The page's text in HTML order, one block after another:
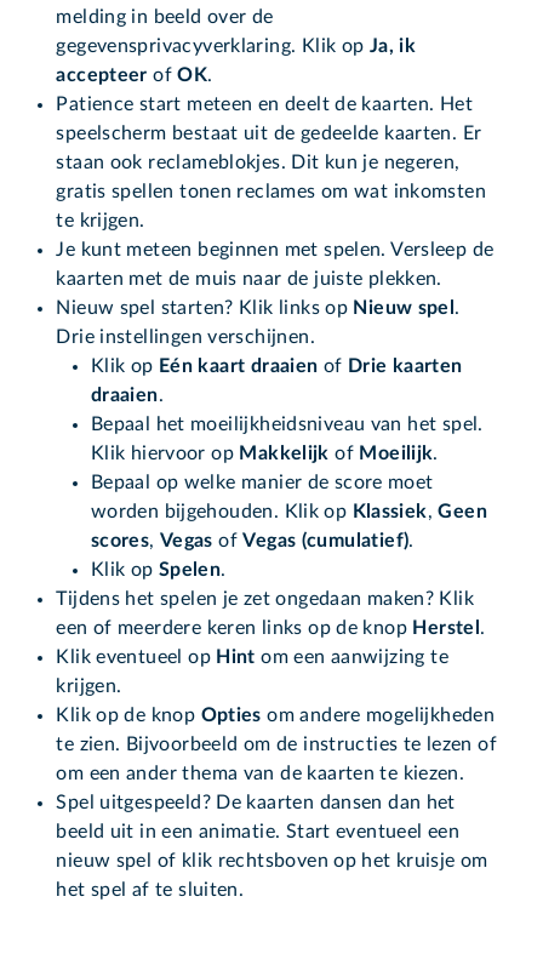
melding in beeld over de
gegevensprivacyverklaring. Klik op Ja, ik
accepteer ofOK.
Patience start meteen en deelt de kaarten. Het
speelscherm bestaat uit de gedeelde kaarten. Er
staan ook reclameblokjes. Dit kun je negeren,
gratis spellen tonen reclames om wat inkomsten
te krijgen.
Je kunt meteen beginnen met spelen. Versleep de
kaarten met de muis naar de juiste plekken.
Nieuw spel starten? Klik links op Nieuw spel .
Drie instellingen verschijnen.
Klik op Eén kaart draaien of Drie kaarten
draaien.
Bepaal het moeilijkheidsniveau van het spel.
Klik hiervoor op Makkelijk of Moeilijk.
Bepaal op welke manier de score moet
worden bijgehouden. Klik op Klassiek,Geen
scores, VegasofVegas (cumulatief).
Klik op Spelen.
Tijdens het spelen je zet ongedaan maken? Klik
een of meerdere keren links op de knop Herstel .
Klik eventueel op Hint om een aanwijzing te
krijgen.
Klik op de knop Opties om andere mogelijkheden
te zien. Bijvoorbeeld om de instructies te lezen of
om een ander thema van de kaarten te kiezen.
Spel uitgespeeld? De kaarten dansen dan het
beeld uit in een animatie. Start eventueel een
nieuw spel of klik rechtsboven op het kruisje om
het spel af te sluiten.